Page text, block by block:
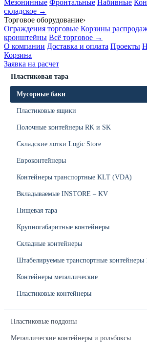
Мезонинные Фронтальные Набивные
складское →
Торговое оборудование›
Ограждения торговые Корзины
кронштейны Всё торговое →
О компании Доставка и оплата Проекты
Корзина
Заявка на расчет
Пластиковая тара
Мусорные баки
Пластиковые ящики
Полочные контейнеры RK и SK
Складские лотки Logic Store
Евроконтейнеры
Контейнеры транспортные KLT (VDA)
Вкладываемые INSTORE – KV
Пищевая тара
Крупногабаритные контейнеры
Складные контейнеры
Штабелируемые транспортные контейнеры
Контейнеры металлические
Пластиковые контейнеры
Пластиковые поддоны
Металлические контейнеры и рольбоксы